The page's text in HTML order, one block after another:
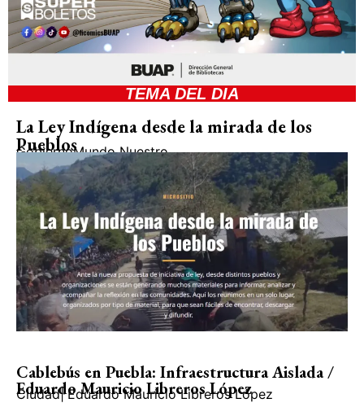
TEMA DEL DIA
La Ley Indígena desde la mirada de los
Pueblos
GobiernoMundo Nuestro
Cablebús en Puebla: Infraestructura Aislada /
Eduardo Mauricio Libreros López
Ciudad| Eduardo Mauricio Libreros López